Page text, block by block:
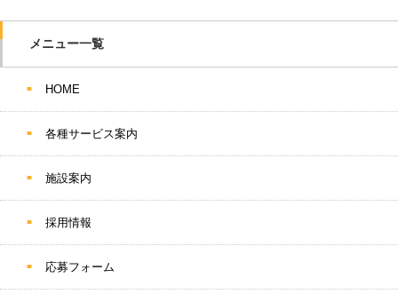
メニュー一覧
HOME
各種サービス案内
施設案内
採用情報
応募フォーム